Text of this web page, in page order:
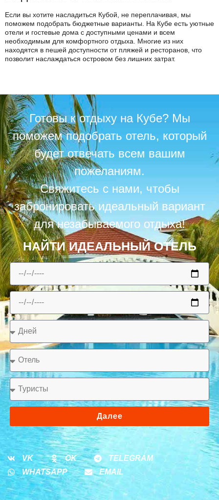
Если вы хотите насладиться Кубой, не переплачивая, мы
поможем подобрать бюджетные варианты. На Кубе есть уютные
отели и гостевые дома с доступными ценами и всем
необходимым для комфортного отдыха. Многие из них
находятся в пешей доступности от пляжей и ресторанов, что
позволит наслаждаться островом без лишних затрат.
Готовы к отдыху на Кубе? Мы
поможем подобрать отель, который
будет отвечать всем вашим
пожеланиям.
Свяжитесь с нами, чтобы
забронировать идеальный вариант
для незабываемого отдыха!
НАЙТИ ИДЕАЛЬНЫЙ ОТЕЛЬ
Далее
VK OK
TELEGRAM
WHATSAPP
EMAIL